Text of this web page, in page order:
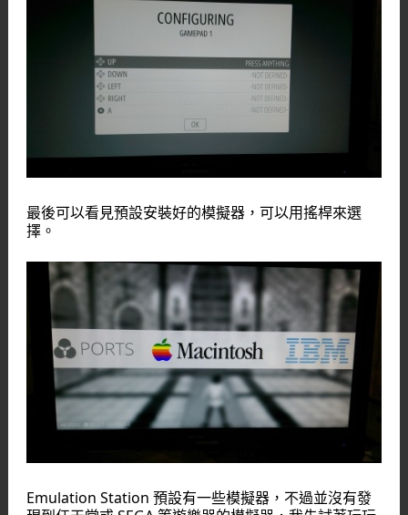
最後可以看見預設安裝好的模擬器，可以用搖桿來選
擇。
Emulation Station 預設有一些模擬器，不過並沒有發